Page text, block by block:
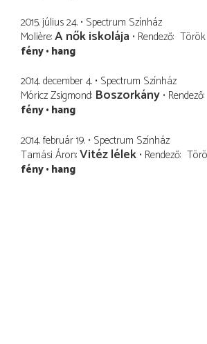
2015. július 24. Spectrum Színház
Molière A nők iskolája Rendező
fény hang
2014. december 4. Spectrum Színház
Móricz Zsigmond Boszorkány Rendező
fény hang
2014. február 19. Spectrum Színház
Tamási Áron Vitéz lélek Rendező
fény hang